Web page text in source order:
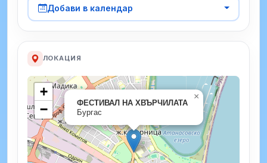
Добави в календар
ЛОКАЦИЯ
ФЕСТИВАЛ НА ХВЪРЧИЛАТА
Бургас
×
+
−